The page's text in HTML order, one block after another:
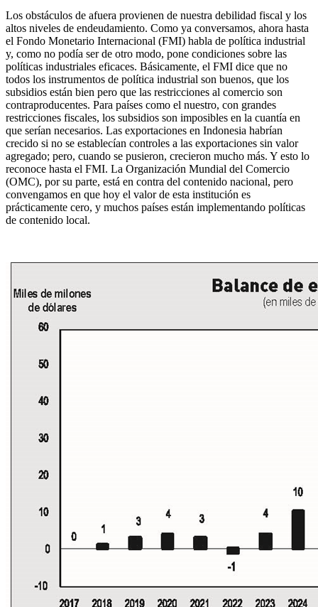
Los obstáculos de afuera provienen de nuestra debilidad fiscal y los
altos niveles de endeudamiento. Como ya conversamos, ahora hasta
el Fondo Monetario Internacional (FMI) habla de política industrial
y, como no podía ser de otro modo, pone condiciones sobre las
políticas industriales eficaces. Básicamente, el FMI dice que no
todos los instrumentos de política industrial son buenos, que los
subsidios están bien pero que las restricciones al comercio son
contraproducentes. Para países como el nuestro, con grandes
restricciones fiscales, los subsidios son imposibles en la cuantía en
que serían necesarios. Las exportaciones en Indonesia habrían
crecido si no se establecían controles a las exportaciones sin valor
agregado; pero, cuando se pusieron, crecieron mucho más. Y esto lo
reconoce hasta el FMI. La Organización Mundial del Comercio
(OMC), por su parte, está en contra del contenido nacional, pero
convengamos en que hoy el valor de esta institución es
prácticamente cero, y muchos países están implementando políticas
de contenido local.